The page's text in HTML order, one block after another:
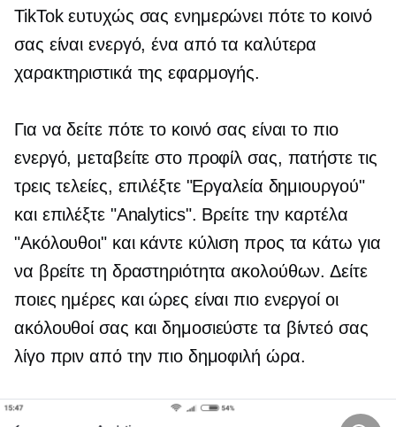
TikTok ευτυχώς σας ενημερώνει πότε το κοινό
σας είναι ενεργό, ένα από τα καλύτερα
χαρακτηριστικά της εφαρμογής.
Για να δείτε πότε το κοινό σας είναι το πιο
ενεργό, μεταβείτε στο προφίλ σας, πατήστε τις
τρεις τελείες, επιλέξτε "Εργαλεία δημιουργού"
και επιλέξτε "Analytics". Βρείτε την καρτέλα
"Ακόλουθοι" και κάντε κύλιση προς τα κάτω για
να βρείτε τη δραστηριότητα ακολούθων. Δείτε
ποιες ημέρες και ώρες είναι πιο ενεργοί οι
ακόλουθοί σας και δημοσιεύστε τα βίντεό σας
λίγο πριν από την πιο δημοφιλή ώρα.